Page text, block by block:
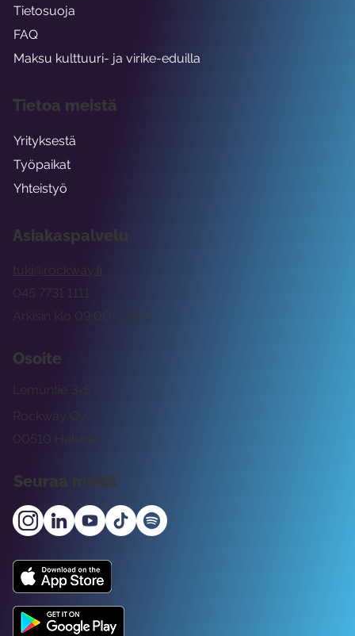
Asiakaspalvelu
tuki@rockway.fi
Arkisin klo 09:00 -15:00
045 7731 1111
Osoite
Rockway Oy
Lemuntie 3-5
00510 Helsinki
Seuraa meitä
Tietosuoja
FAQ
Maksu kulttuuri- ja virike-eduilla
Tietoa meistä
Yrityksestä
Työpaikat
Yhteistyö